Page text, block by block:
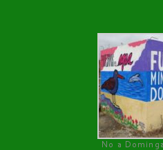
No a